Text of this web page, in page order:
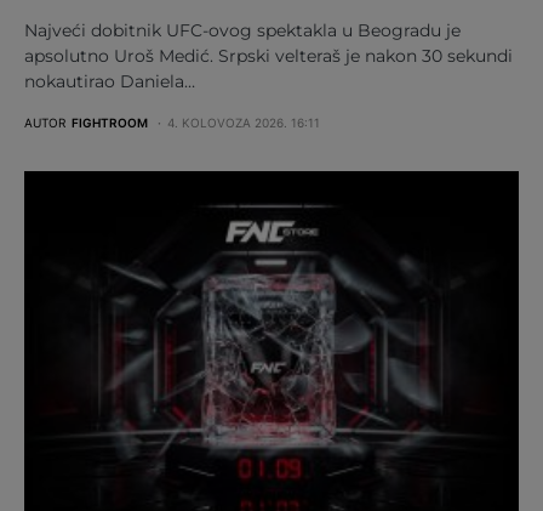
Najveći dobitnik UFC-ovog spektakla u Beogradu je
apsolutno Uroš Medić. Srpski velteraš je nakon 30 sekundi
nokautirao Daniela…
AUTOR FIGHTROOM 4. KOLOVOZA 2026. 16:11